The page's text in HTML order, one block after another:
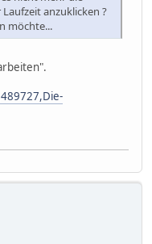
anzuklicken ?
möchte...